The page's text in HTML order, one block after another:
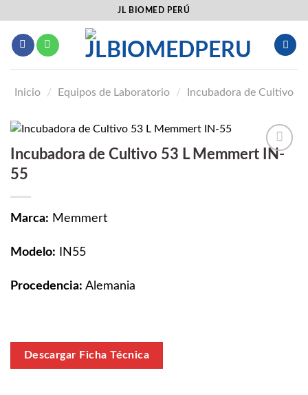
contenido
JL BIOMED PERÚ
Inicio / Equipos de Laboratorio / Incubadora de Cultivo
Incubadora de Cultivo 53 L Memmert IN-
55
Marca: Memmert
Modelo: IN55
Procedencia: Alemania
Descargar Ficha Técnica